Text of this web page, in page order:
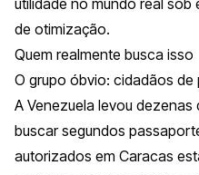
utilidade no mundo real
de otimização.
Quem realmente busca isso
O grupo óbvio: cidadãos de
A Venezuela levou
buscar segundos
autorizados em Caracas